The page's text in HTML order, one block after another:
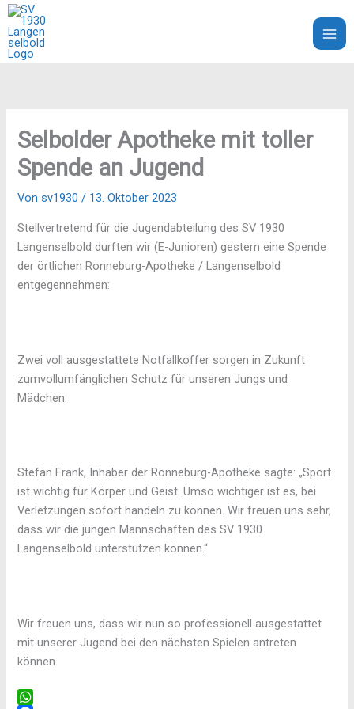
Zum
Inhalt
springen
Selbolder Apotheke mit toller
Spende an Jugend
Vonsv1930/ 13. Oktober 2023
Stellvertretend für die Jugendabteilung des SV 1930
Langenselbold durften wir (E-Junioren) gesterneine Spende
der örtlichen Ronneburg-Apotheke / Langenselbold
entgegennehmen:
Zwei voll ausgestattete Notfallkoffer sorgen in Zukunft
zumvollumfänglichen Schutzfür unseren Jungs und
Mädchen.
Stefan Frank, Inhaber der Ronneburg-Apotheke sagte: „Sport
ist wichtig für Körper und Geist. Umso wichtiger ist es, bei
Verletzungen sofort handeln zu können. Wir freuen uns sehr,
dass wir die jungen Mannschaften des SV 1930
Langenselbold unterstützen können.“
Wir freuen uns, dass wir nun so professionell ausgestattet
mit unserer Jugend bei den nächsten Spielen antreten
können.